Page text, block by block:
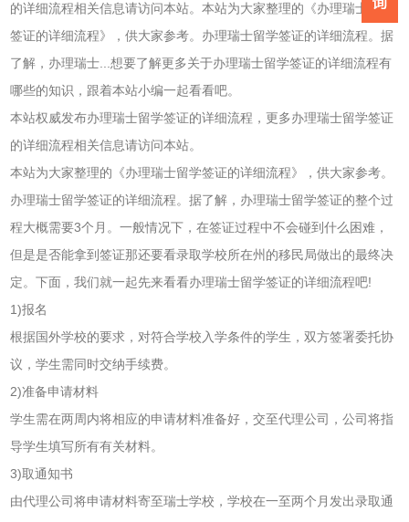
的详细流程相关信息请访问本站。本站为大家整理的《办理瑞士留学
签证的详细流程》，供大家参考。办理瑞士留学签证的详细流程。据
了解，办理瑞士...想要了解更多关于办理瑞士留学签证的详细流程有
哪些的知识，跟着本站小编一起看看吧。
本站权威发布办理瑞士留学签证的详细流程，更多办理瑞士留学签证
的详细流程相关信息请访问本站。
本站为大家整理的《办理瑞士留学签证的详细流程》，供大家参考。
办理瑞士留学签证的详细流程。据了解，办理瑞士留学签证的整个过
程大概需要3个月。一般情况下，在签证过程中不会碰到什么困难，
但是是否能拿到签证那还要看录取学校所在州的移民局做出的最终决
定。下面，我们就一起先来看看办理瑞士留学签证的详细流程吧!
1)报名
根据国外学校的要求，对符合学校入学条件的学生，双方签署委托协
议，学生需同时交纳手续费。
2)准备申请材料
学生需在两周内将相应的申请材料准备好，交至代理公司，公司将指
导学生填写所有有关材料。
3)取通知书
由代理公司将申请材料寄至瑞士学校，学校在一至两个月发出录取通